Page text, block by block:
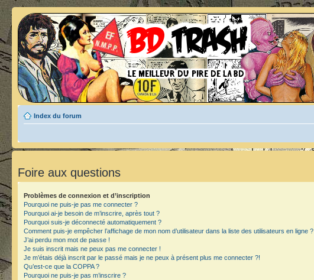
Index du forum
Foire aux questions
Problèmes de connexion et d’inscription
Pourquoi ne puis-je pas me connecter ?
Pourquoi ai-je besoin de m’inscrire, après tout ?
Pourquoi suis-je déconnecté automatiquement ?
Comment puis-je empêcher l’affichage de mon nom d’utilisateur dans la liste des utilisateurs en ligne ?
J’ai perdu mon mot de passe !
Je suis inscrit mais ne peux pas me connecter !
Je m’étais déjà inscrit par le passé mais je ne peux à présent plus me connecter ?!
Qu’est-ce que la COPPA ?
Pourquoi ne puis-je pas m’inscrire ?